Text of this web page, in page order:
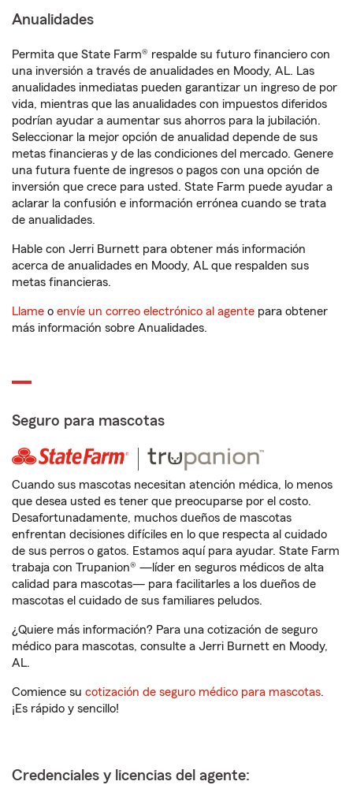
Anualidades
Permita que State Farm® respalde su futuro financiero con
una inversión a través de anualidades en Moody, AL. Las
anualidades inmediatas pueden garantizar un ingreso de por
vida, mientras que las anualidades con impuestos diferidos
podrían ayudar a aumentar sus ahorros para la jubilación.
Seleccionar la mejor opción de anualidad depende de sus
metas financieras y de las condiciones del mercado. Genere
una futura fuente de ingresos o pagos con una opción de
inversión que crece para usted. State Farm puede ayudar a
aclarar la confusión e información errónea cuando se trata
de anualidades.
Hable con Jerri Burnett para obtener más información
acerca de anualidades en Moody, AL que respalden sus
metas financieras.
Llame o envíe un correo electrónico al agente para obtener
más información sobre Anualidades.
Seguro para mascotas
Cuando sus mascotas necesitan atención médica, lo menos
que desea usted es tener que preocuparse por el costo.
Desafortunadamente, muchos dueños de mascotas
enfrentan decisiones difíciles en lo que respecta al cuidado
de sus perros o gatos. Estamos aquí para ayudar. State Farm
trabaja con Trupanion® —líder en seguros médicos de alta
calidad para mascotas— para facilitarles a los dueños de
mascotas el cuidado de sus familiares peludos.
¿Quiere más información? Para una cotización de seguro
médico para mascotas, consulte a Jerri Burnett en Moody,
AL.
Comience su cotización de seguro médico para mascotas.
¡Es rápido y sencillo!
Credenciales y licencias del agente: